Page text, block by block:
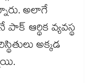
అలాగే
ఆర్థిక వ్యవస్థ
అక్కడ